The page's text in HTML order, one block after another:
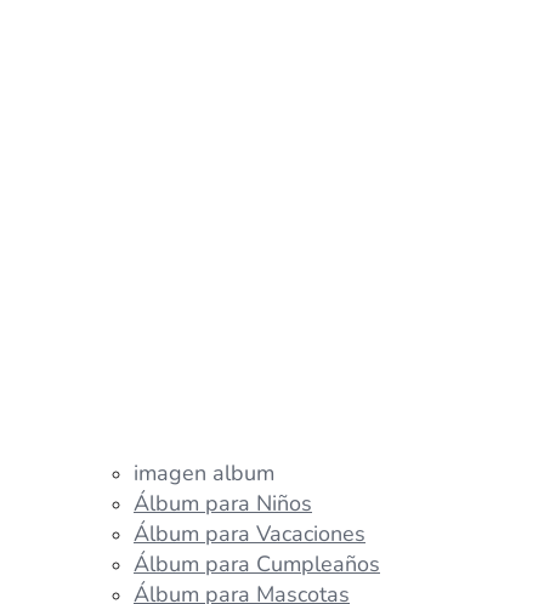
imagen album
Álbum para Niños
Álbum para Vacaciones
Álbum para Cumpleaños
Álbum para Mascotas